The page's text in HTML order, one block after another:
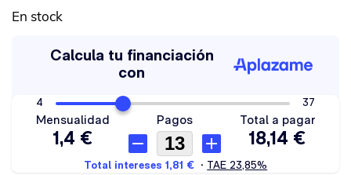
En stock